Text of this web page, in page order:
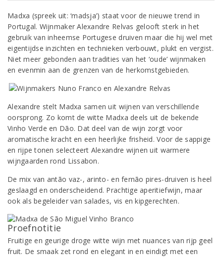
Madxa (spreek uit: ‘madsja’) staat voor de nieuwe trend in
Portugal. Wijnmaker Alexandre Relvas gelooft sterk in het
gebruik van inheemse Portugese druiven maar die hij wel met
eigentijdse inzichten en technieken verbouwt, plukt en vergist.
Niet meer gebonden aan tradities van het ‘oude’ wijnmaken
en evenmin aan de grenzen van de herkomstgebieden.
Alexandre stelt Madxa samen uit wijnen van verschillende
oorsprong. Zo komt de witte Madxa deels uit de bekende
Vinho Verde en Dão. Dat deel van de wijn zorgt voor
aromatische kracht en een heerlijke frisheid. Voor de sappige
en rijpe tonen selecteert Alexandre wijnen uit warmere
wijngaarden rond Lissabon.
De mix van antão vaz-, arinto- en fernão pires-druiven is heel
geslaagd en onderscheidend. Prachtige aperitiefwijn, maar
ook als begeleider van salades, vis en kipgerechten.
Proefnotitie
Fruitige en geurige droge witte wijn met nuances van rijp geel
fruit. De smaak zet rond en elegant in en eindigt met een